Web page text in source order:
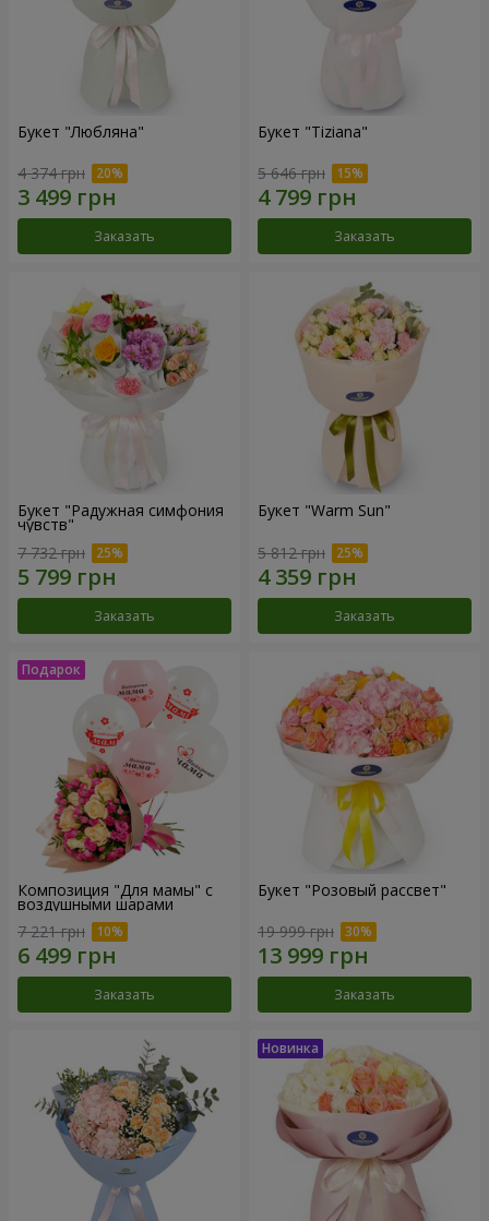
Букет "Любляна"
4 374 грн
Заказать
Букет "Tiziana"
5 646 грн
Заказать
Букет "Радужная симфония
чувств"
7 732 грн
Заказать
Букет "Warm Sun"
5 812 грн
Заказать
Композиция "Для мамы" с
воздушными шарами
7 221 грн
Заказать
Букет "Розовый рассвет"
19 999 грн
Заказать